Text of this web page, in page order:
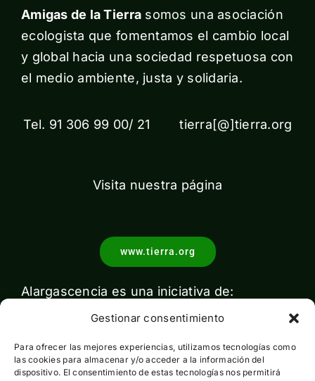
Gestionar consentimiento
Para ofrecer las mejores experiencias, utilizamos tecnologías como
las cookies para almacenar y/o acceder a la información del
dispositivo. El consentimiento de estas tecnologías nos permitirá
Amigas de la Tierra somos una asociación
ecologista que fomentamos el cambio local
y global hacia una sociedad respetuosa con
el medio ambiente, justa y solidaria.
Tel. 91 306 99 00/ 21 tierra[@]tierra.org
Visita nuestra página
www.tierra.org
Alargascencia es una iniciativa de: